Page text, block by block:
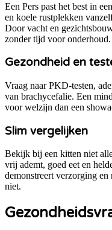
Een Pers past het best in
en koele rustplekken
Door vacht en
zonder tijd voor onderhoud.
Gezondheid en
Vraag naar PKD-testen,
van brachycefalie. Een
voor welzijn dan een
Slim vergelijken
Bekijk bij een kitten niet
vrij ademt, goed eet en
demonstreert verzorging
niet.